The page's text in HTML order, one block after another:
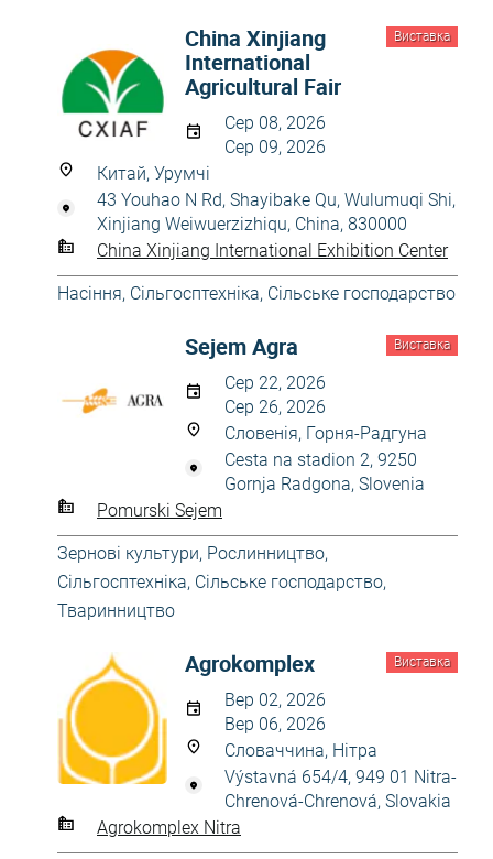
Виставка
China Xinjiang
International
Agricultural Fair
Сер 08, 2026
Сер 09, 2026
Китай, Урумчі
43 Youhao N Rd, Shayibake Qu, Wulumuqi Shi,
Xinjiang Weiwuerzizhiqu, China, 830000
China Xinjiang International Exhibition Center
Насіння, Сільгосптехніка, Сільське господарство
Виставка
Sejem Agra
Сер 22, 2026
Сер 26, 2026
Словенія, Горня-Радгуна
Cesta na stadion 2, 9250
Gornja Radgona, Slovenia
Pomurski Sejem
Зернові культури, Рослинництво,
Сільгосптехніка, Сільське господарство,
Тваринництво
Виставка
Agrokomplex
Вер 02, 2026
Вер 06, 2026
Словаччина, Нітра
Výstavná 654/4, 949 01 Nitra-
Chrenová-Chrenová, Slovakia
Agrokomplex Nitra